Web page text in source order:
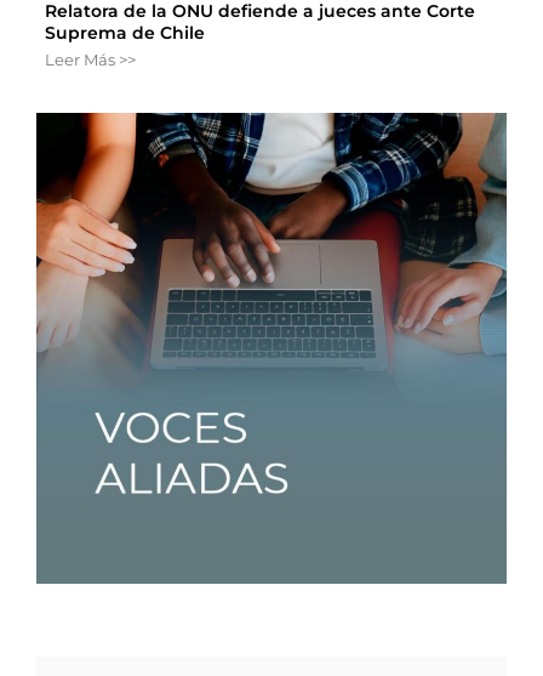
Relatora de la ONU defiende a jueces ante Corte
Suprema de Chile
Leer Más >>